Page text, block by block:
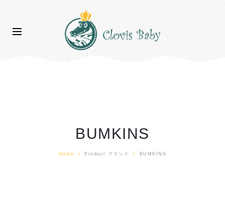
BUMKINS
Home Product ブランド BUMKINS